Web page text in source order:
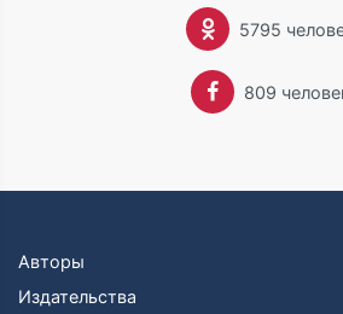
5795
809
Авторы
Издательства